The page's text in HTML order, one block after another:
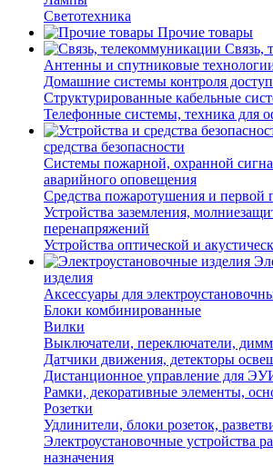
Светотехника
Прочие товары
Связь,
Антенны и спутниковые
Домашние системы контроля
Структурированные кабельные
Телефонные системы, техника для
средства безопасности
Системы пожарной, охранной
аварийного оповещения
Средства пожаротушения и первой
Устройства заземления,
перенапряжений
Устройства оптической и
изделия
Аксессуары для
Блоки комбинированные
Вилки
Выключатели, переключатели,
Датчики движения, детекторы
Дистанционное управление для
Рамки, декоративные элементы,
Розетки
Удлинители, блоки розеток,
Электроустановочные устройства
назначения